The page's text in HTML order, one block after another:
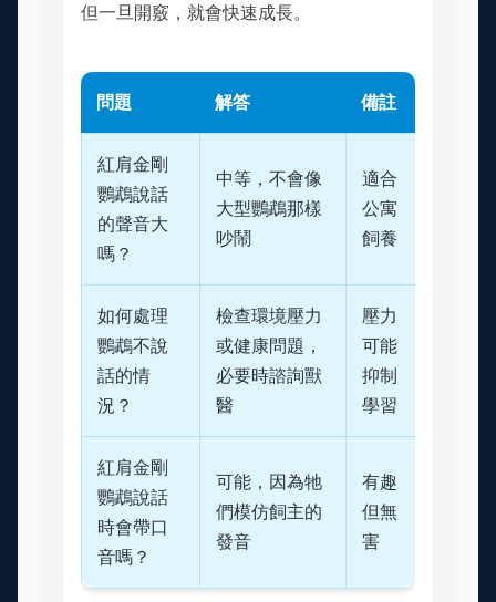
但一旦開竅，就會快速成長。
問題 解答 備註
紅肩金剛
鸚鵡說話
的聲音大
嗎？
中等，不會像
大型鸚鵡那樣
吵鬧
適合
公寓
飼養
如何處理
鸚鵡不說
話的情
況？
檢查環境壓力
或健康問題，
必要時諮詢獸
醫
壓力
可能
抑制
學習
紅肩金剛
鸚鵡說話
時會帶口
音嗎？
可能，因為牠
們模仿飼主的
發音
有趣
但無
害